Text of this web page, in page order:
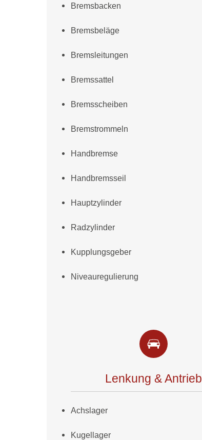
Bremsbacken
Bremsbeläge
Bremsleitungen
Bremssattel
Bremsscheiben
Bremstrommeln
Handbremse
Handbremsseil
Hauptzylinder
Radzylinder
Kupplungsgeber
Niveauregulierung
Lenkung & Antrieb
Achslager
Kugellager